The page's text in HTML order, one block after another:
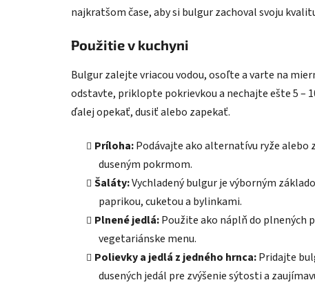
najkratšom čase, aby si bulgur zachoval svoju
Použitie v kuchyni
Bulgur zalejte vriacou vodou, osoľte a varte na
odstavte, priklopte pokrievkou a nechajte ešte 5
ďalej opekať, dusiť alebo zapekať.
Príloha:Podávajte ako alternatívu ryže alebo
duseným pokrmom.
Šaláty:Vychladený bulgur je výborným
paprikou, cuketou a bylinkami.
Plnené jedlá:Použite ako náplň do plnených
vegetariánske menu.
Polievky a jedlá z jedného hrnca:Pridajte
dusených jedál pre zvýšenie sýtosti a